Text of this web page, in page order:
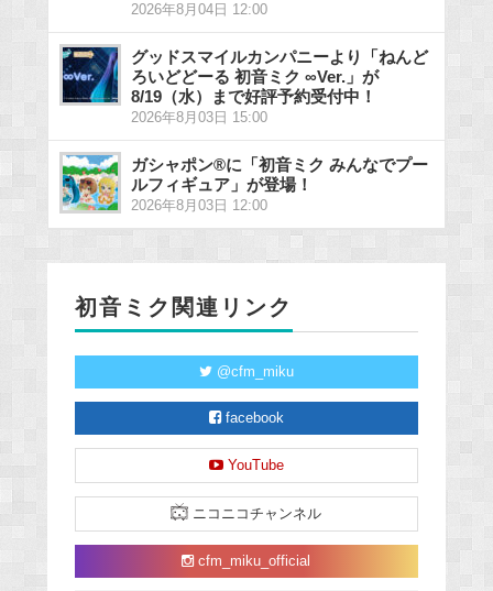
2026年8月04日 12:00
グッドスマイルカンパニーより「ねんど
ろいどどーる 初音ミク ∞Ver.」が
8/19（水）まで好評予約受付中！
2026年8月03日 15:00
ガシャポン®に「初音ミク みんなでプー
ルフィギュア」が登場！
2026年8月03日 12:00
初音ミク関連リンク
@cfm_miku
facebook
YouTube
ニコニコチャンネル
cfm_miku_official